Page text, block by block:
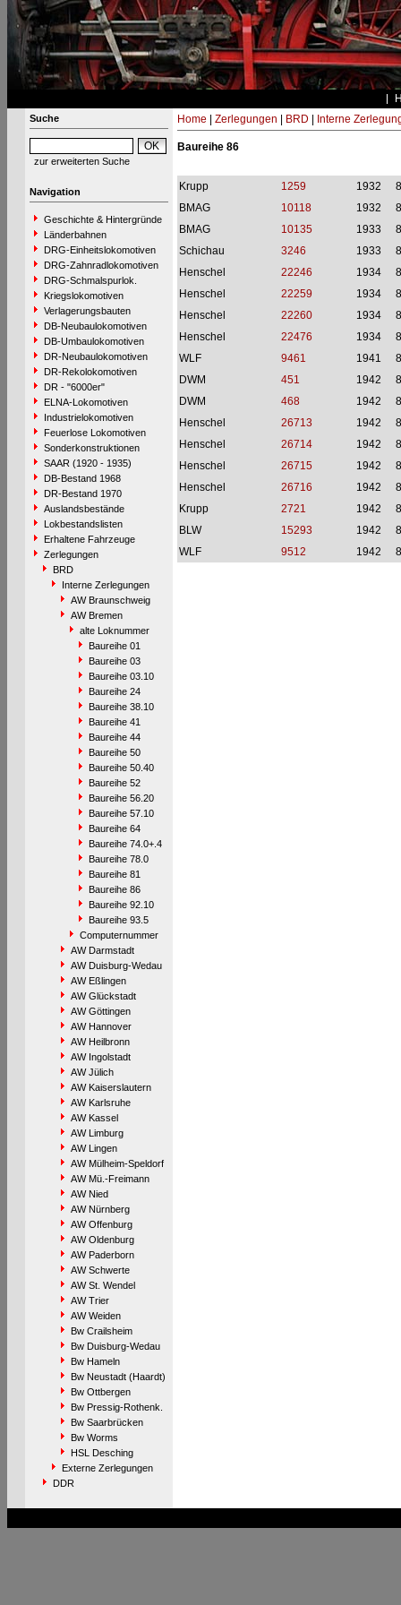
Suche
zur erweiterten Suche
Navigation
Geschichte & Hintergründe
Länderbahnen
DRG-Einheitslokomotiven
DRG-Zahnradlokomotiven
DRG-Schmalspurlok.
Kriegslokomotiven
Verlagerungsbauten
DB-Neubaulokomotiven
DB-Umbaulokomotiven
DR-Neubaulokomotiven
DR-Rekolokomotiven
DR - "6000er"
ELNA-Lokomotiven
Industrielokomotiven
Feuerlose Lokomotiven
Sonderkonstruktionen
SAAR (1920 - 1935)
DB-Bestand 1968
DR-Bestand 1970
Auslandsbestände
Lokbestandslisten
Erhaltene Fahrzeuge
Zerlegungen
BRD
Interne Zerlegungen
AW Braunschweig
AW Bremen
alte Loknummer
Baureihe 01
Baureihe 03
Baureihe 03.10
Baureihe 24
Baureihe 38.10
Baureihe 41
Baureihe 44
Baureihe 50
Baureihe 50.40
Baureihe 52
Baureihe 56.20
Baureihe 57.10
Baureihe 64
Baureihe 74.0+.4
Baureihe 78.0
Baureihe 81
Baureihe 86
Baureihe 92.10
Baureihe 93.5
Computernummer
AW Darmstadt
AW Duisburg-Wedau
AW Eßlingen
AW Glückstadt
AW Göttingen
AW Hannover
AW Heilbronn
AW Ingolstadt
AW Jülich
AW Kaiserslautern
AW Karlsruhe
AW Kassel
AW Limburg
AW Lingen
AW Mülheim-Speldorf
AW Mü.-Freimann
AW Nied
AW Nürnberg
AW Offenburg
AW Oldenburg
AW Paderborn
AW Schwerte
AW St. Wendel
AW Trier
AW Weiden
Bw Crailsheim
Bw Duisburg-Wedau
Bw Hameln
Bw Neustadt (Haardt)
Bw Ottbergen
Bw Pressig-Rothenk.
Bw Saarbrücken
Bw Worms
HSL Desching
Externe Zerlegungen
DDR
Home Zerlegungen BRD Interne
Baureihe 86
Krupp 1259 1932
BMAG
10118 1932
BMAG
10135 1933
Schichau
3246 1933
Henschel
22246 1934
Henschel
22259 1934
Henschel
22260 1934
Henschel
22476 1934
WLF
9461 1941
DWM
451 1942
DWM
468 1942
Henschel
26713 1942
Henschel
26714 1942
Henschel
26715 1942
Henschel
26716 1942
Krupp
2721 1942
BLW
15293 1942
WLF
9512 1942